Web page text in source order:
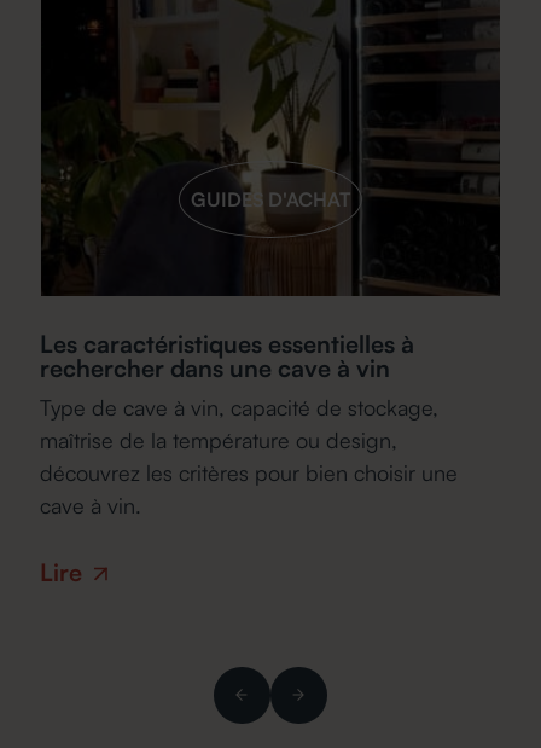
GUIDES D'ACHAT
Les caractéristiques essentielles à
rechercher dans une cave à vin
Type de cave à vin, capacité de stockage,
maîtrise de la température ou design,
découvrez les critères pour bien choisir une
cave à vin.
Lire